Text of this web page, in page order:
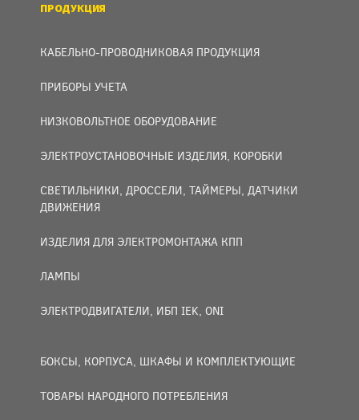
ПРОДУКЦИЯ
КАБЕЛЬНО-ПРОВОДНИКОВАЯ ПРОДУКЦИЯ
ПРИБОРЫ УЧЕТА
НИЗКОВОЛЬТНОЕ ОБОРУДОВАНИЕ
ЭЛЕКТРОУСТАНОВОЧНЫЕ ИЗДЕЛИЯ, КОРОБКИ
СВЕТИЛЬНИКИ, ДРОССЕЛИ, ТАЙМЕРЫ, ДАТЧИКИ
ДВИЖЕНИЯ
ИЗДЕЛИЯ ДЛЯ ЭЛЕКТРОМОНТАЖА КПП
ЛАМПЫ
ЭЛЕКТРОДВИГАТЕЛИ, ИБП IEK, ONI
БОКСЫ, КОРПУСА, ШКАФЫ И КОМПЛЕКТУЮЩИЕ
ТОВАРЫ НАРОДНОГО ПОТРЕБЛЕНИЯ